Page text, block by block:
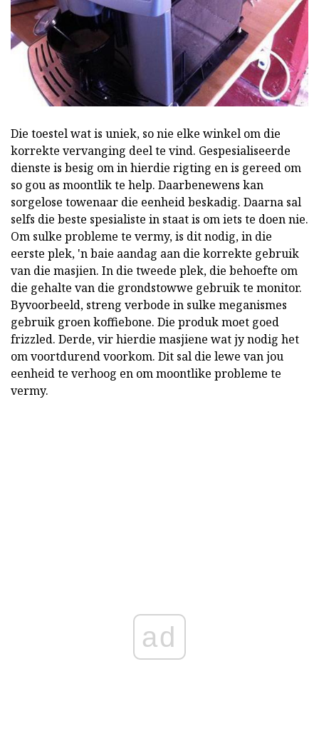
Die toestel wat is uniek, so nie elke winkel om die
korrekte vervanging deel te vind. Gespesialiseerde
dienste is besig om in hierdie rigting en is gereed om
so gou as moontlik te help. Daarbenewens kan
sorgelose towenaar die eenheid beskadig. Daarna sal
selfs die beste spesialiste in staat is om iets te doen nie.
Om sulke probleme te vermy, is dit nodig, in die
eerste plek, 'n baie aandag aan die korrekte gebruik
van die masjien. In die tweede plek, die behoefte om
die gehalte van die grondstowwe gebruik te monitor.
Byvoorbeeld, streng verbode in sulke meganismes
gebruik groen koffiebone. Die produk moet goed
frizzled. Derde, vir hierdie masjiene wat jy nodig het
om voortdurend voorkom. Dit sal die lewe van jou
eenheid te verhoog en om moontlike probleme te
vermy.
ad